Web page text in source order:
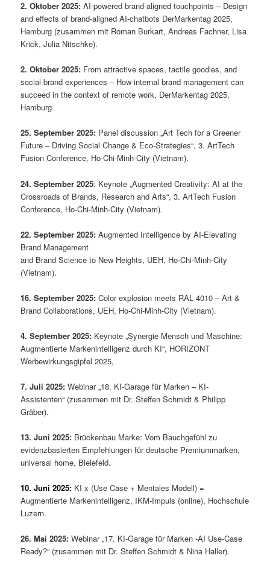
2. Oktober 2025:AI-powered brand-aligned touchpoints – Design
and effects of brand-aligned AI-chatbots DerMarkentag 2025,
Hamburg (zusammen mit Roman Burkart, Andreas Fachner, Lisa
Krick, Julia Nitschke).
2. Oktober 2025: From attractive spaces, tactile goodies, and
social brand experiences – How internal brand management can
succeed in the context of remote work, DerMarkentag 2025,
Hamburg.
25. September 2025: Panel discussion „Art Tech for a Greener
Future – Driving Social Change & Eco-Strategies“, 3. ArtTech
Fusion Conference, Ho-Chi-Minh-City (Vietnam).
24. September 2025: Keynote „Augmented Creativity: AI at the
Crossroads of Brands, Research and Arts“, 3. ArtTech Fusion
Conference, Ho-Chi-Minh-City (Vietnam).
22. September 2025: Augmented Intelligence by AI-Elevating
Brand Management
and Brand Science to New Heights, UEH, Ho-Chi-Minh-City
(Vietnam).
16. September 2025: Color explosion meets RAL 4010 – Art &
Brand Collaborations, UEH, Ho-Chi-Minh-City (Vietnam).
4. September 2025: Keynote „Synergie Mensch und Maschine:
Augmentierte Markenintelligenz durch KI“, HORIZONT
Werbewirkungsgipfel 2025,
7. Juli 2025: Webinar „18. KI-Garage für Marken – KI-
Assistenten“ (zusammen mit Dr. Steffen Schmidt & Philipp
Gräber).
13. Juni 2025: Brückenbau Marke: Vom Bauchgefühl zu
evidenzbasierten Empfehlungen für deutsche Premiummarken,
universal home, Bielefeld.
10. Juni 2025: KI x (Use Case + Mentales Modell) =
Augmentierte Markenintelligenz, IKM-Impuls (online), Hochschule
Luzern.
26. Mai 2025: Webinar „17. KI-Garage für Marken -AI Use-Case
Ready?“ (zusammen mit Dr. Steffen Schmidt & Nina Haller).